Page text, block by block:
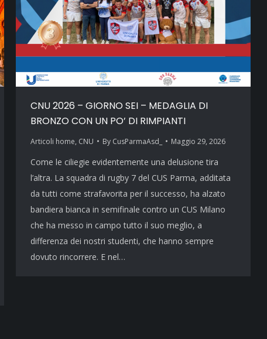
CNU 2026 – GIORNO SEI – MEDAGLIA DI
BRONZO CON UN PO’ DI RIMPIANTI
Articoli home, CNU By CusParmaAsd_ Maggio 29, 2026
Come le ciliegie evidentemente una delusione tira
l’altra. La squadra di rugby 7 del CUS Parma, additata
da tutti come strafavorita per il successo, ha alzato
bandiera bianca in semifinale contro un CUS Milano
che ha messo in campo tutto il suo meglio, a
differenza dei nostri studenti, che hanno sempre
dovuto rincorrere. E nel…